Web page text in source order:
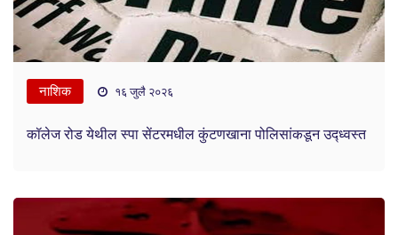
नाशिक १६ जुलै २०२६
कॉलेज रोड येथील स्पा सेंटरमधील कुंटणखाना पोलिसांकडून उद्ध्वस्त